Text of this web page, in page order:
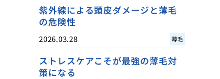
紫外線による頭皮ダメージと薄毛
の危険性
2026.03.28 薄毛
ストレスケアこそが最強の薄毛対
策になる